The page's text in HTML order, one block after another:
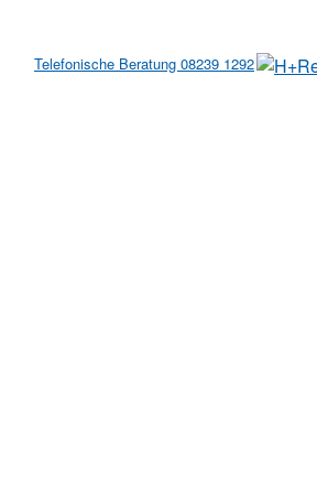
Telefonische Beratung 08239 1292